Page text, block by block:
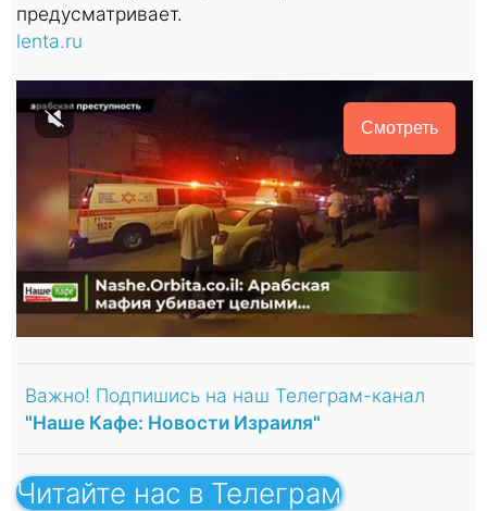
предусматривает.
lenta.ru
Смотреть
Важно! Подпишись на наш Телеграм-канал
"Наше Кафе: Новости Израиля"
Читайте нас в Телеграм